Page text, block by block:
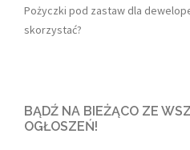
Pożyczki pod zastaw dla
skorzystać?
BĄDŹ NA BIEŻĄCO ZE
OGŁOSZEŃ!